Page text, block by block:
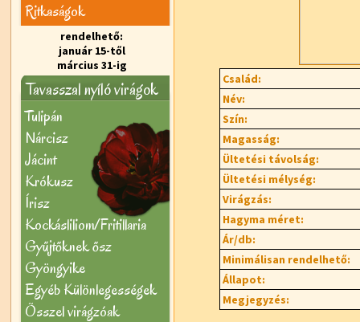
Ritkaságok
rendelhető:
január 15-től
március 31-ig
Tavasszal nyíló virágok
Tulipán
Nárcisz
Jácint
Krókusz
Írisz
Kockásliliom/Fritillaria
Gyűjtőknek ősz
Gyöngyike
Egyéb Különlegességek
Õsszel virágzóak
Család:
Név:
Szín:
Magasság:
Ültetési távolság:
Ültetési mélység:
Virágzás:
Hagyma méret:
Ár/db:
Minimálisan rendelhető:
Állapot:
Megjegyzés: